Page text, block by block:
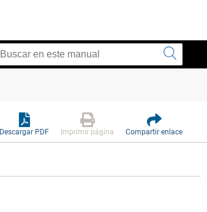
Descargar PDF Imprimir página Compartir enlace